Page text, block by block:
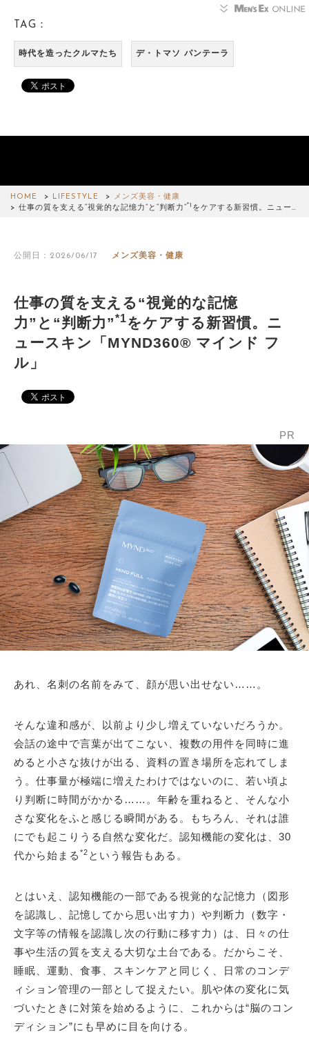
TAG：
時代を造ったクルマたち デ・トマソ パンテーラ
HOME LIFESTYLE
メンズ美容・健康
仕事の質を支える“視覚的な記憶力”と“判断力”*1 をケアする新習慣。ニュー…
公開日：2026/06/17 メンズ美容・健康
仕事の質を支える“視覚的な記憶
力”と“判断力”*1をケアする新習慣。ニ
ュースキン「MYND360® マインド フ
ル」
PR
あれ、名刺の名前をみて、顔が思い出せない……。
そんな違和感が、以前より少し増えていないだろうか。
会話の途中で言葉が出てこない、複数の用件を同時に進
めると小さな抜けが出る、資料の置き場所を忘れてしま
う。仕事量が極端に増えたわけではないのに、若い頃よ
り判断に時間がかかる……。年齢を重ねると、そんな小
さな変化をふと感じる瞬間がある。もちろん、それは誰
にでも起こりうる自然な変化だ。認知機能の変化は、30
代から始まる *2 という報告もある。
とはいえ、認知機能の一部である視覚的な記憶力（図形
を認識し、記憶してから思い出す力）や判断力（数字・
文字等の情報を認識し次の行動に移す力）は、日々の仕
事や生活の質を支える大切な土台である。だからこそ、
睡眠、運動、食事、スキンケアと同じく、日常のコンデ
ィション管理の一部として捉えたい。肌や体の変化に気
づいたときに対策を始めるように、これからは“脳のコン
ディション”にも早めに目を向ける。